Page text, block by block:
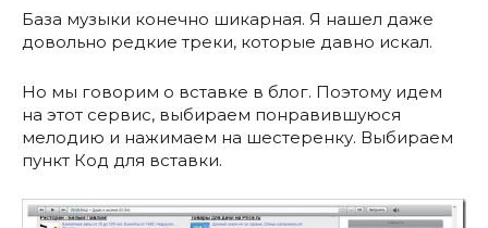
База музыки конечно шикарная. Я нашел даже
довольно редкие треки, которые давно искал.
Но мы говорим о вставке в блог. Поэтому идем
на этот сервис, выбираем понравившуюся
мелодию и нажимаем на шестеренку. Выбираем
пункт Код для вставки.